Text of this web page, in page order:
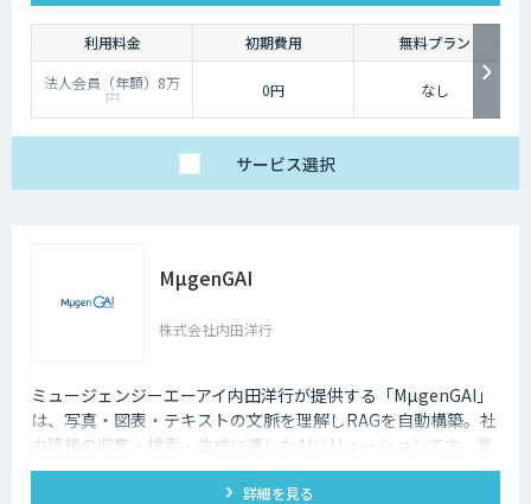
利用料金 初期費用
無料プラン
法人会員（年額）8万
円 0円 なし
サービス選択
MµgenGAI
株式会社内田洋行
ミュージェンジーエーアイ内田洋行が提供する「MµgenGAI」
は、写真・図表・テキストの文脈を理解しRAGを自動構築。社
内情報の収集・検索・生成に適したAIソリューションです。業
種を問わず業務効率とナレッジ活用を支援します。
詳細を見る